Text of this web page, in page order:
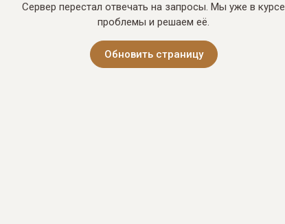
Сервер перестал отвечать на запросы. Мы уже в курсе
проблемы и решаем её.
Обновить страницу